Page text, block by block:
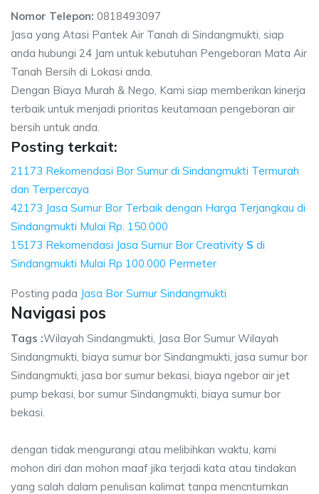
Nomor Telepon: 0818493097
Jasa yang Atasi Pantek Air Tanah di Sindangmukti, siap
anda hubungi 24 Jam untuk kebutuhan Pengeboran Mata Air
Tanah Bersih di Lokasi anda.
Dengan Biaya Murah & Nego, Kami siap memberikan kinerja
terbaik untuk menjadi prioritas keutamaan pengeboran air
bersih untuk anda.
Posting terkait:
21173 Rekomendasi Bor Sumur di Sindangmukti Termurah
dan Terpercaya
42173 Jasa Sumur Bor Terbaik dengan Harga Terjangkau di
Sindangmukti Mulai Rp. 150.000
15173 Rekomendasi Jasa Sumur Bor Creativity S di
Sindangmukti Mulai Rp 100.000 Permeter
Posting pada Jasa Bor Sumur Sindangmukti
Navigasi pos
Tags :Wilayah Sindangmukti, Jasa Bor Sumur Wilayah
Sindangmukti, biaya sumur bor Sindangmukti, jasa sumur bor
Sindangmukti, jasa bor sumur bekasi, biaya ngebor air jet
pump bekasi, bor sumur Sindangmukti, biaya sumur bor
bekasi.
dengan tidak mengurangi atau melibihkan waktu, kami
mohon diri dan mohon maaf jika terjadi kata atau tindakan
yang salah dalam penulisan kalimat tanpa mencntumkan